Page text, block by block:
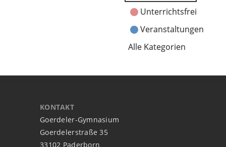
Unterrichtsfrei
Veranstaltungen
Alle Kategorien
KONTAKT
Goerdeler-Gymnasium
Goerdelerstraße 35
33102 Paderborn